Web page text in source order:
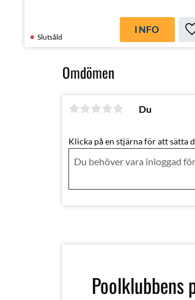
Slutsåld
INFO
Poolklubbens
Omdömen
Du
Klicka på en stjärna för att sätta